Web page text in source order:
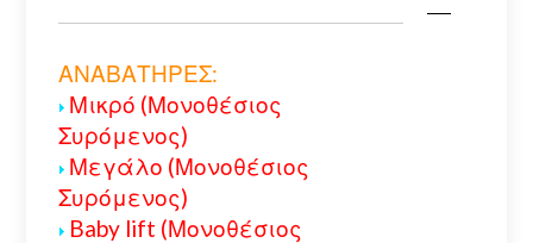
ΑΝΑΒΑΤΗΡΕΣ:
Μικρό (Μονοθέσιος
Συρόμενος)
Μεγάλο (Μονοθέσιος
Συρόμενος)
Baby lift (Μονοθέσιος